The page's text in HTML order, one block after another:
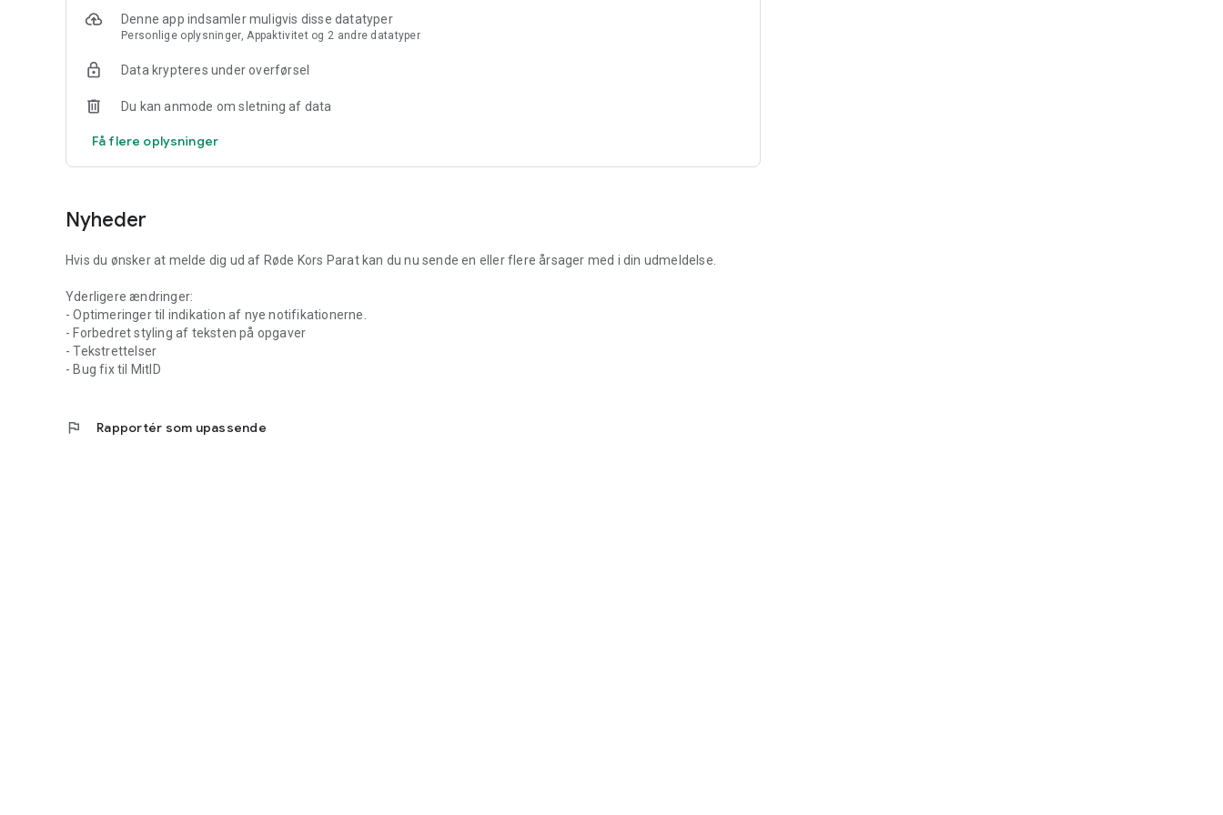
står i en hverdagskrise eller hvis der opstår en større national eller regional krise.
Når vi står sammen, står vi stærkere. Med Røde Kors Parat-appen kan du nemt træde til, når behovet opstår.
Denne app indsamler muligvis disse datatyper
Personlige oplysninger, Appaktivitet og 2 andre datatyper
Data krypteres under overførsel
Du kan anmode om sletning af data
Få flere oplysninger
Nyheder
Hvis du ønsker at melde dig ud af Røde Kors Parat kan du nu sende en eller flere årsager med i din udmeldelse.
Yderligere ændringer:
- Optimeringer til indikation af nye notifikationerne.
- Forbedret styling af teksten på opgaver
- Tekstrettelser
- Bug fix til MitID
flag Rapportér som upassende